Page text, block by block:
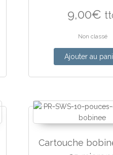
9,00€
Non classé
Ajouter au
Cartouche